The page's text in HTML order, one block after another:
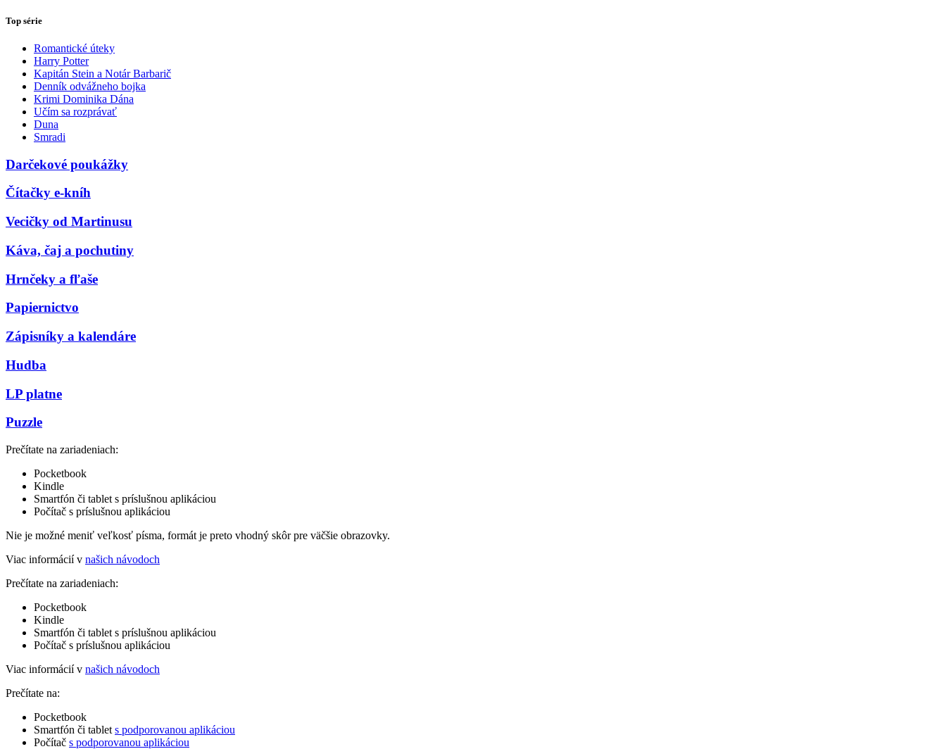
Top série
Romantické úteky
Harry Potter
Kapitán Stein a Notár Barbarič
Denník odvážneho bojka
Krimi Dominika Dána
Učím sa rozprávať
Duna
Smradi
Darčekové poukážky
Čítačky e-kníh
Vecičky od Martinusu
Káva, čaj a pochutiny
Hrnčeky a fľaše
Papiernictvo
Zápisníky a kalendáre
Hudba
LP platne
Puzzle
Prečítate na zariadeniach:
Pocketbook
Kindle
Smartfón či tablet s príslušnou aplikáciou
Počítač s príslušnou aplikáciou
Nie je možné meniť veľkosť písma, formát je preto vhodný skôr pre väčšie obrazovky.
Viac informácií v našich návodoch
Prečítate na zariadeniach:
Pocketbook
Kindle
Smartfón či tablet s príslušnou aplikáciou
Počítač s príslušnou aplikáciou
Viac informácií v našich návodoch
Prečítate na:
Pocketbook
Smartfón či tablet s podporovanou aplikáciou
Počítač s podporovanou aplikáciou